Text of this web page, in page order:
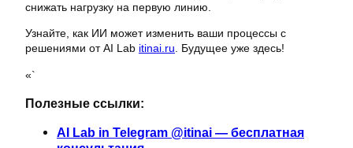
снижать нагрузку на первую линию.
Узнайте, как ИИ может изменить ваши процессы с
решениями от AI Lab itinai.ru. Будущее уже здесь!
«`
Полезные ссылки:
AI Lab in Telegram @itinai — бесплатная